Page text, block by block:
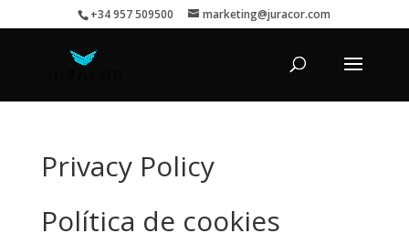
+34 957 509500 marketing@juracor.com
Privacy Policy
Política de cookies